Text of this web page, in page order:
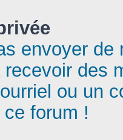
envoyer de
des
ou un
ce forum !